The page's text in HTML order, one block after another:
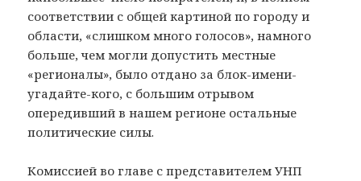
соответствии с общей картиной по городу и
области, «слишком много голосов», намного
больше, чем могли допустить местные
«регионалы», было отдано за блок-имени-
угадайте-кого, с большим отрывом
опередивший в нашем регионе остальные
политические силы.
Комиссией во главе с представителем УНП